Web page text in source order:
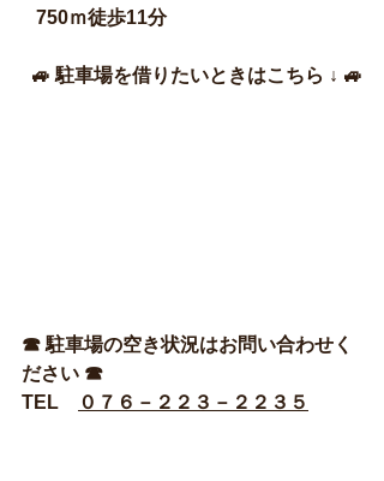
   750ｍ徒歩11分
🚙 駐車場を借りたいときはこちら ↓ 🚙
☎ 駐車場の空き状況はお問い合わせく
ださい ☎
TEL
０７６－２２３－２２３５